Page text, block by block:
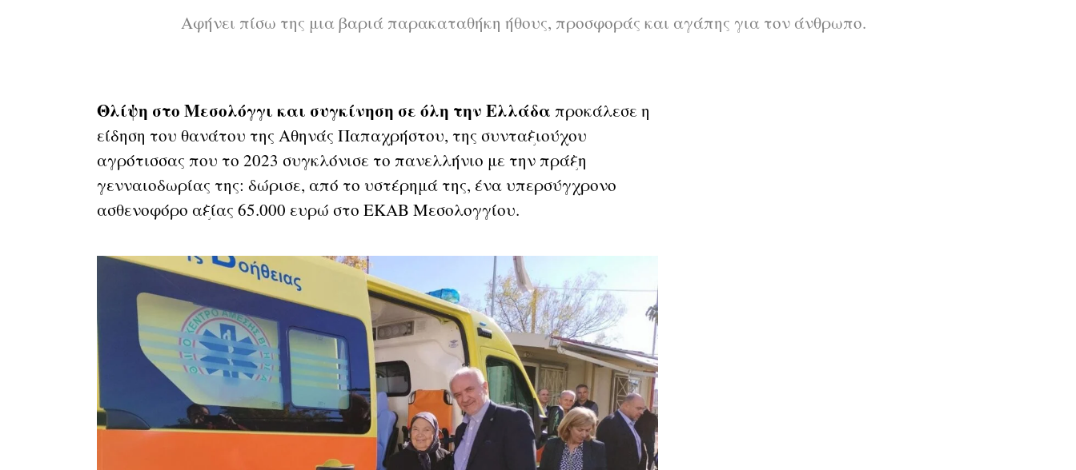
Αφήνει πίσω της μια βαριά παρακαταθήκη ήθους, προσφοράς και αγάπης για τον άνθρωπο.
Θλίψη στο Μεσολόγγι και συγκίνηση σε όλη την Ελλάδα προκάλεσε η
είδηση του θανάτου της Αθηνάς Παπαχρήστου, της συνταξιούχου
αγρότισσας που το 2023 συγκλόνισε το πανελλήνιο με την πράξη
γενναιοδωρίας της: δώρισε, από το υστέρημά της, ένα υπερσύγχρονο
ασθενοφόρο αξίας 65.000 ευρώ στο ΕΚΑΒ Μεσολογγίου.